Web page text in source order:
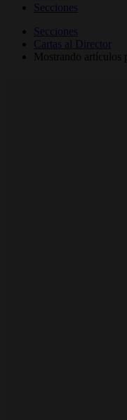
Secciones
Secciones
Cartas al Director
Mostrando artículos